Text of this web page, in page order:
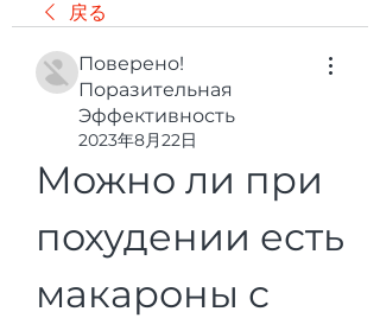
戻る
Поверено!
Поразительная
Эффективность
2023年8月22日
Можно ли при
похудении есть
макароны с